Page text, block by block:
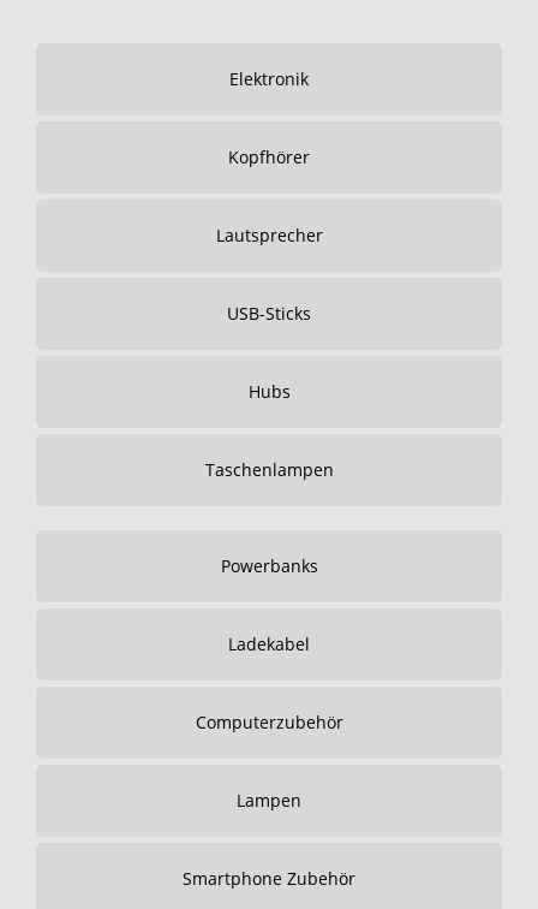
Elektronik
Kopfhörer
Lautsprecher
USB-Sticks
Hubs
Taschenlampen
Powerbanks
Ladekabel
Computerzubehör
Lampen
Smartphone Zubehör